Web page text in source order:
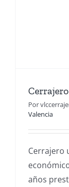
Por
Valencia
Cerrajero
años